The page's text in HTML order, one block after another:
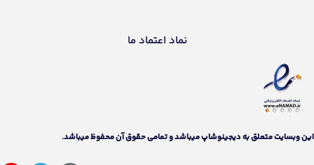
نماد اعتماد ما
اين وبسايت متعلق به دیجینوشاپ ميباشد و تمامی حقوق آن محفوظ ميباشد.